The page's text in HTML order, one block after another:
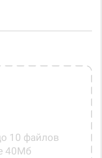
10 файлов
40Мб